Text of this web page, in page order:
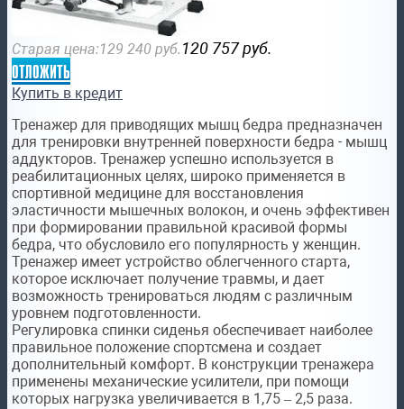
Старая цена:129 240 руб. 120 757 руб.
отложить
Купить в кредит
Тренажер для приводящих мышц бедра предназначен
для тренировки внутренней поверхности бедра - мышц
аддукторов. Тренажер успешно используется в
реабилитационных целях, широко применяется в
спортивной медицине для восстановления
эластичности мышечных волокон, и очень эффективен
при формировании правильной красивой формы
бедра, что обусловило его популярность у женщин.
Тренажер имеет устройство облегченного старта,
которое исключает получение травмы, и дает
возможность тренироваться людям с различным
уровнем подготовленности.
Регулировка спинки сиденья обеспечивает наиболее
правильное положение спортсмена и создает
дополнительный комфорт. В конструкции тренажера
применены механические усилители, при помощи
которых нагрузка увеличивается в 1,75 – 2,5 раза.